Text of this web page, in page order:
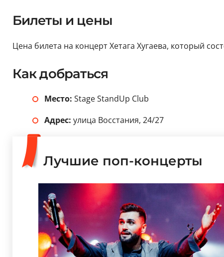
Билеты и цены
Цена билета на концерт Хетага Хугаева, который
Как добраться
Место: Stage StandUp Club
Адрес: улица Восстания, 24/27
Лучшие поп-концерты